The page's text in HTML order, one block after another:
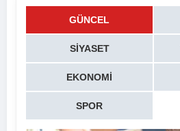
GÜNCEL
SIYASET
EKONOMI
SPOR